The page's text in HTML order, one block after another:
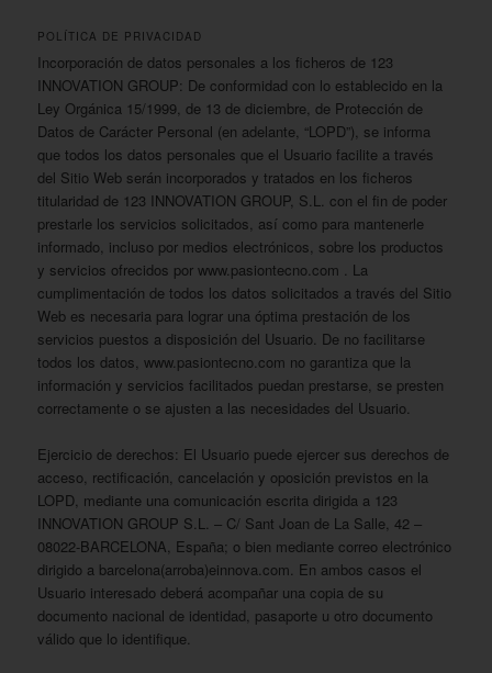
POLÍTICA DE PRIVACIDAD
Incorporación de datos personales a los ficheros de 123
INNOVATION GROUP: De conformidad con lo establecido en la
Ley Orgánica 15/1999, de 13 de diciembre, de Protección de
Datos de Carácter Personal (en adelante, “LOPD”), se informa
que todos los datos personales que el Usuario facilite a través
del Sitio Web serán incorporados y tratados en los ficheros
titularidad de 123 INNOVATION GROUP, S.L. con el fin de poder
prestarle los servicios solicitados, así como para mantenerle
informado, incluso por medios electrónicos, sobre los productos
y servicios ofrecidos por www.pasiontecno.com . La
cumplimentación de todos los datos solicitados a través del Sitio
Web es necesaria para lograr una óptima prestación de los
servicios puestos a disposición del Usuario. De no facilitarse
todos los datos, www.pasiontecno.com no garantiza que la
información y servicios facilitados puedan prestarse, se presten
correctamente o se ajusten a las necesidades del Usuario.
Ejercicio de derechos: El Usuario puede ejercer sus derechos de
acceso, rectificación, cancelación y oposición previstos en la
LOPD, mediante una comunicación escrita dirigida a 123
INNOVATION GROUP S.L. – C/ Sant Joan de La Salle, 42 –
08022-BARCELONA, España; o bien mediante correo electrónico
dirigido a barcelona(arroba)einnova.com. En ambos casos el
Usuario interesado deberá acompañar una copia de su
documento nacional de identidad, pasaporte u otro documento
válido que lo identifique.